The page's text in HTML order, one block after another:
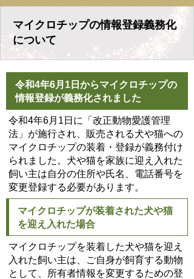
マイクロチップの情報登録義務化
について
令和4年6月1日からマイクロチップの
情報登録が義務化されました
令和4年6月1日に「改正動物愛護管理
法」が施行され、販売される犬や猫への
マイクロチップの装着・登録が義務付け
られました。犬や猫を家族に迎え入れた
飼い主は自分の住所や氏名、電話番号を
変更登録する必要があります。
マイクロチップが装着された犬や猫
を迎え入れた場合
マイクロチップを装着した犬や猫を迎え
入れた飼い主は、ご自身が飼育する動物
として、所有者情報を変更するための登